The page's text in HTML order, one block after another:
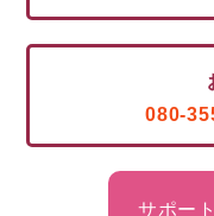
080-
サポート